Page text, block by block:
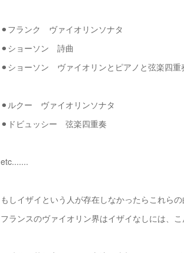
⚫︎フランク ヴァイオリンソナタ
⚫︎ショーソン 詩曲
⚫︎ショーソン ヴァイオリンとピアノと弦楽四
⚫︎ルクー ヴァイオリンソナタ
⚫︎ドビュッシー 弦楽四重奏
etc.......
もしイザイという人が存在しなかったらこれら
フランスのヴァイオリン界はイザイなしには、